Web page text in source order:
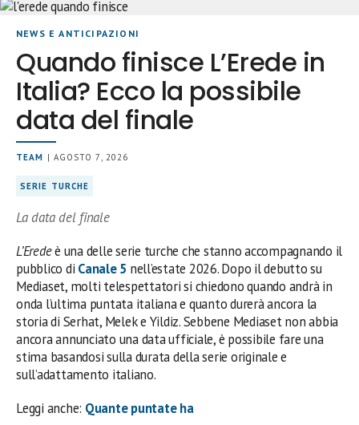
NEWS E ANTICIPAZIONI
Quando finisce L’Erede in
Italia? Ecco la possibile
data del finale
TEAM | AGOSTO 7, 2026
SERIE TURCHE
La data del finale
L’Eredeè una delle serie turche che stanno accompagnando il
pubblico di Canale 5 nell’estate 2026. Dopo il debutto su
Mediaset, molti telespettatori si chiedono quando andrà in
onda l’ultima puntata italiana e quanto durerà ancora la
storia di Serhat, Melek e Yildiz. Sebbene Mediaset non abbia
ancora annunciato una data ufficiale, è possibile fare una
stima basandosi sulla durata della serie originale e
sull’adattamento italiano.
Leggi anche: Quante puntate ha